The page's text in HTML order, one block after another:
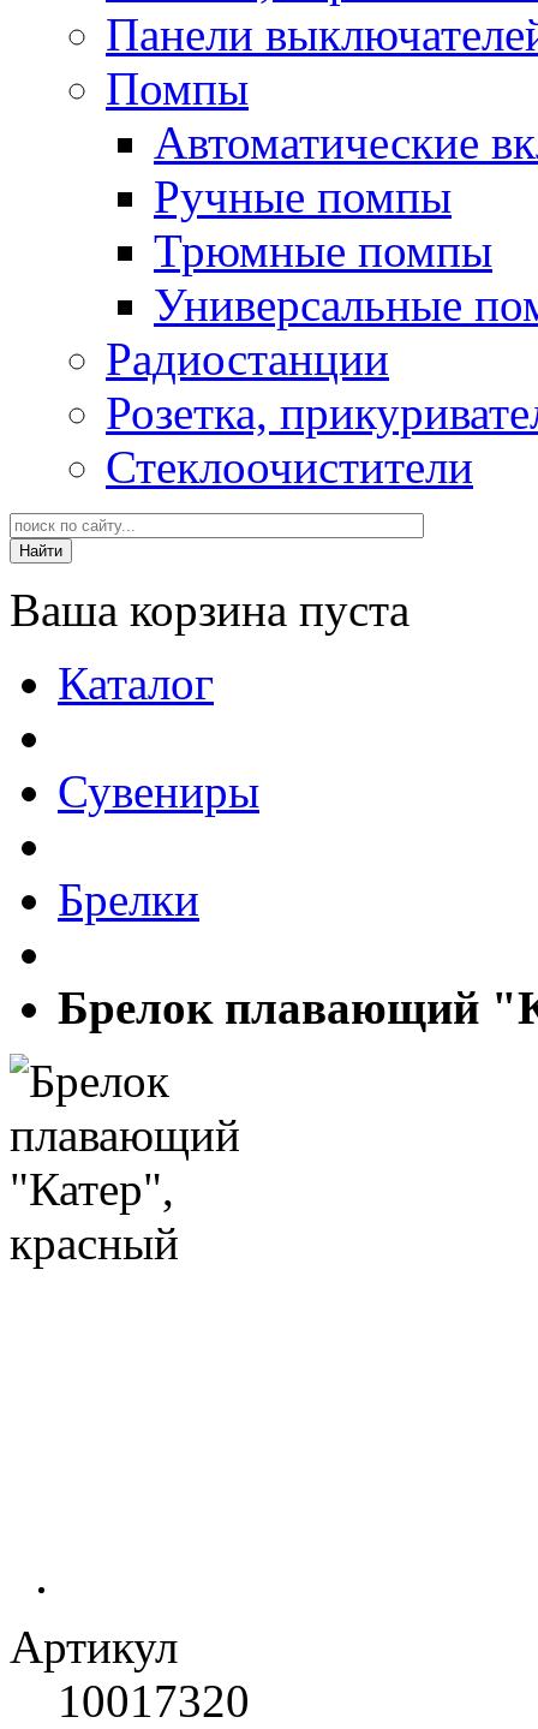
Панели
Помпы
Автоматические
Ручные помпы
Трюмные помпы
Универсальные
Радиостанции
Розетка,
Стеклоочистители
Ваша корзина пуста
Каталог
Сувениры
Брелки
Брелок плавающий
Артикул
10017320